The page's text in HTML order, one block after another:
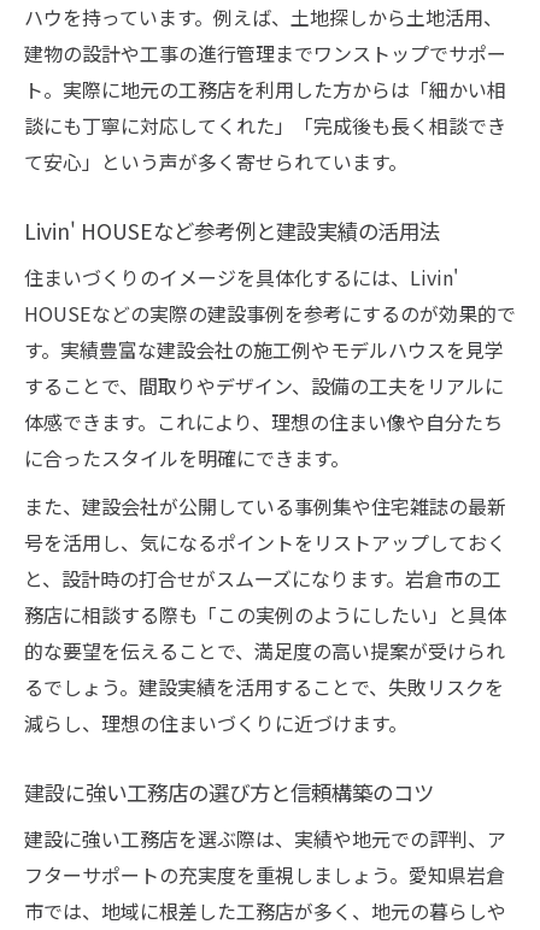
ハウを持っています。例えば、土地探しから土地活用、
建物の設計や工事の進行管理までワンストップでサポー
ト。実際に地元の工務店を利用した方からは「細かい相
談にも丁寧に対応してくれた」「完成後も長く相談でき
て安心」という声が多く寄せられています。
Livin' HOUSEなど参考例と建設実績の活用法
住まいづくりのイメージを具体化するには、Livin'
HOUSEなどの実際の建設事例を参考にするのが効果的で
す。実績豊富な建設会社の施工例やモデルハウスを見学
することで、間取りやデザイン、設備の工夫をリアルに
体感できます。これにより、理想の住まい像や自分たち
に合ったスタイルを明確にできます。
また、建設会社が公開している事例集や住宅雑誌の最新
号を活用し、気になるポイントをリストアップしておく
と、設計時の打合せがスムーズになります。岩倉市の工
務店に相談する際も「この実例のようにしたい」と具体
的な要望を伝えることで、満足度の高い提案が受けられ
るでしょう。建設実績を活用することで、失敗リスクを
減らし、理想の住まいづくりに近づけます。
建設に強い工務店の選び方と信頼構築のコツ
建設に強い工務店を選ぶ際は、実績や地元での評判、ア
フターサポートの充実度を重視しましょう。愛知県岩倉
市では、地域に根差した工務店が多く、地元の暮らしや